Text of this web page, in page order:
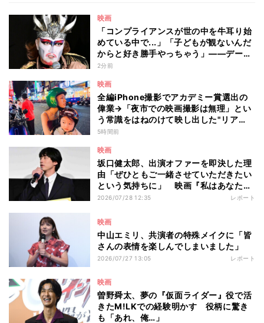
映画
「コンプライアンスが世の中を牛耳り始
めている中で...」「子どもが観ないんだ
からと好き勝手やっちゃう」――デーモ
ン閣下が語る映画『レディ・オア・ノッ
2分前
映画
全編iPhone撮影でアカデミー賞選出の
偉業→「夜市での映画撮影は無理」とい
う常識をはねのけて映し出した"リア
ル"とは――ツォウ監督が語る映画『左
5時間前
映画
坂口健太郎、出演オファーを即決した理
由「ぜひともご一緒させていただきたい
という気持ちに」 映画『私はあなたを
知らない、』完成披露舞台挨拶
2026/07/28 12:35 レポート
映画
中山エミリ、共演者の特殊メイクに「皆
さんの表情を楽しんでしまいました」
2026/07/27 13:05 レポート
映画
曽野舜太、夢の『仮面ライダー』役で活
きたM!LKでの経験明かす 役柄に驚き
も「あれ、俺…」